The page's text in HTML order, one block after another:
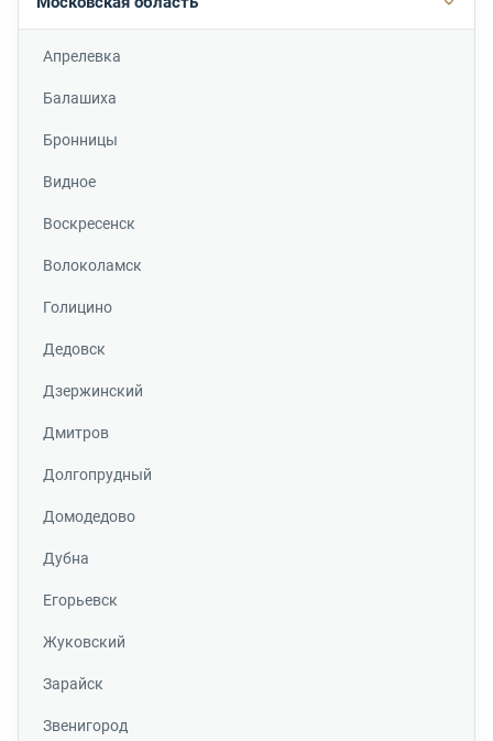
Апрелевка
Балашиха
Бронницы
Видное
Воскресенск
Волоколамск
Голицино
Дедовск
Дзержинский
Дмитров
Долгопрудный
Домодедово
Дубна
Егорьевск
Жуковский
Зарайск
Звенигород